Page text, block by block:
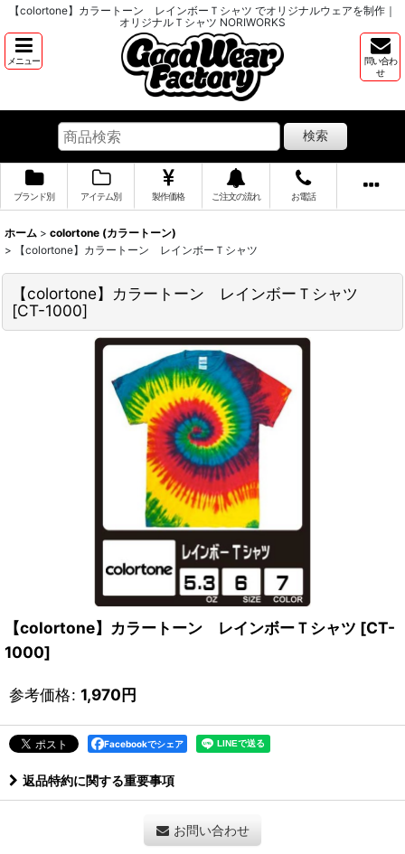
【colortone】カラートーン レインボーＴシャツ でオリジナルウェアを制作｜
オリジナルＴシャツ NORIWORKS
メニュー
問い合わ
せ
検索
ブランド別 アイテム別 製作価格 ご注文の流れ お電話
ホーム > colortone (カラートーン)
>
【colortone】カラートーン レインボーＴシャツ
【colortone】カラートーン レインボーＴシャツ
[CT-1000]
【colortone】カラートーン レインボーＴシャツ [CT-
1000]
参考価格: 1,970円
Facebookでシェア
返品特約に関する重要事項
お問い合わせ